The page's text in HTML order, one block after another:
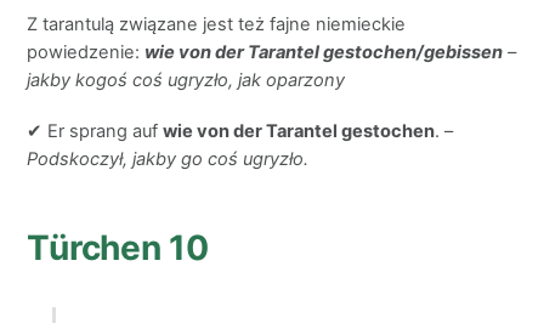
Z tarantulą związane jest też fajne niemieckie
powiedzenie: wie von der Tarantel gestochen/gebissen –
jakby kogoś coś ugryzło, jak oparzony
✔ Er sprang aufwie von der Tarantel gestochen. –
Podskoczył, jakby go coś ugryzło.
Türchen 10